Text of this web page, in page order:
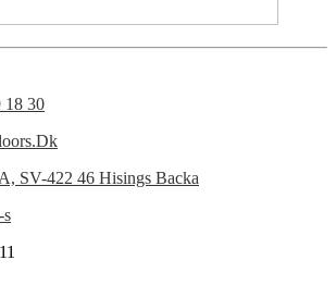
18 30
SV-422 46 Hisings Backa
s